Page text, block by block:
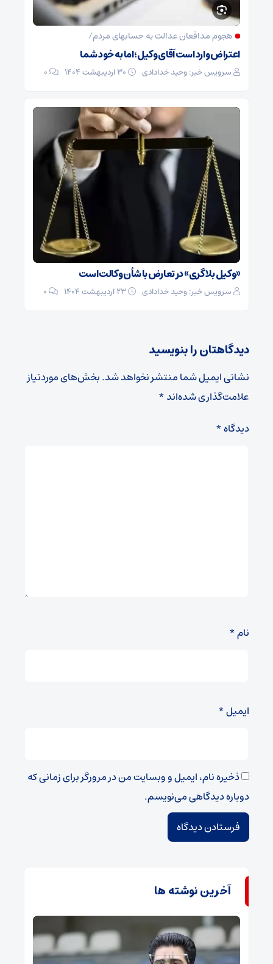
هجوم مدافعان عدالت به حسابهای مردم/
اعتراض وارد است آقای وکیل؛ اما به خود شما
سرویس خبر: وحید خدادادی 0
«وکیل‌ بلاگری» در تعارض با شأن وکالت است
سرویس خبر: وحید خدادادی 0
دیدگاهتان را بنویسید
نشانی ایمیل شما منتشر نخواهد شد.بخش‌های موردنیاز
علامت‌گذاری شده‌اند*
دیدگاه*
نام*
ایمیل*
ذخیره نام، ایمیل و وبسایت من در مرورگر برای زمانی که
دوباره دیدگاهی می‌نویسم.
آخرین نوشته ها